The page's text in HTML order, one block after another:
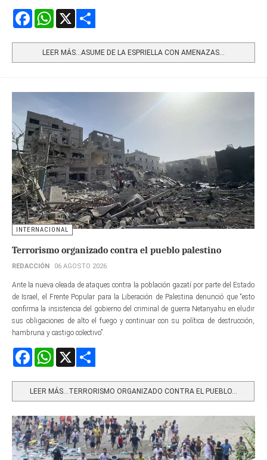
FacebookWhatsApp
LEER MÁS…ASUME DE LA ESPRIELLA CON AMENAZAS...
INTERNACIONAL
Terrorismo organizado contra el pueblo palestino
REDACCIÓN 06 AGOSTO 2026
Ante la nueva oleada de ataques contra la población gazatí por parte del Estado
de Israel, el Frente Popular para la Liberación de Palestina denunció que “esto
confirma la insistencia del gobierno del criminal de guerra Netanyahu en eludir
sus obligaciones de alto el fuego y continuar con su política de destrucción,
hambruna y castigo colectivo”.
FacebookWhatsApp
LEER MÁS…TERRORISMO ORGANIZADO CONTRA EL PUEBLO...